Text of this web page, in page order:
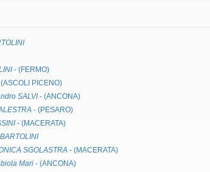
- (FERMO)
PICENO)
SALVI - (ANCONA)
- (PESARO)
- (MACERATA)
SGOLASTRA - (MACERATA)
Mari - (ANCONA)